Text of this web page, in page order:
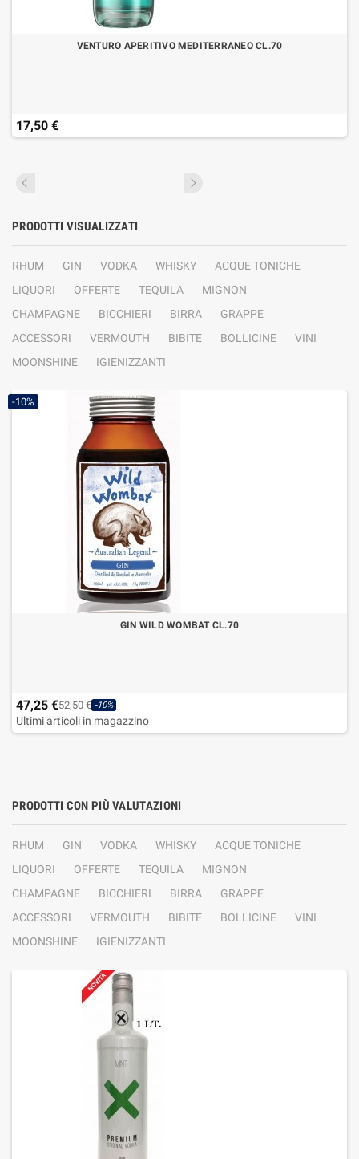
VENTURO APERITIVO MEDITERRANEO CL.70
17,50 €
PRODOTTI VISUALIZZATI
RHUM GIN VODKA WHISKY
ACQUE TONICHE
LIQUORI
OFFERTE TEQUILA
MIGNON
CHAMPAGNE
BICCHIERI BIRRA
GRAPPE
ACCESSORI
VERMOUTH BIBITE BOLLICINE
VINI
MOONSHINE
IGIENIZZANTI
-10%
GIN WILD WOMBAT CL.70
47,25 €52,50 € -10%
Ultimi articoli in magazzino
PRODOTTI CON PIÙ VALUTAZIONI
RHUM GIN VODKA WHISKY
ACQUE TONICHE
LIQUORI
OFFERTE TEQUILA
MIGNON
CHAMPAGNE
BICCHIERI BIRRA
GRAPPE
ACCESSORI
VERMOUTH BIBITE BOLLICINE
VINI
MOONSHINE
IGIENIZZANTI